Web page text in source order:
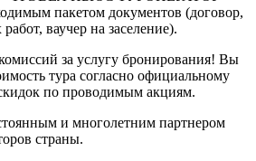
пакетом документов (договор,
ваучер на заселение).
за услугу бронирования! Вы
тура согласно официальному
по проводимым акциям.
и многолетним партнером
страны.